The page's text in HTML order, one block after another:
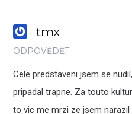
tmx
ODPOVĚDĚT
Cele predstaveni jsem se
pripadal trapne. Za touto
to vic me mrzi ze jsem narazil